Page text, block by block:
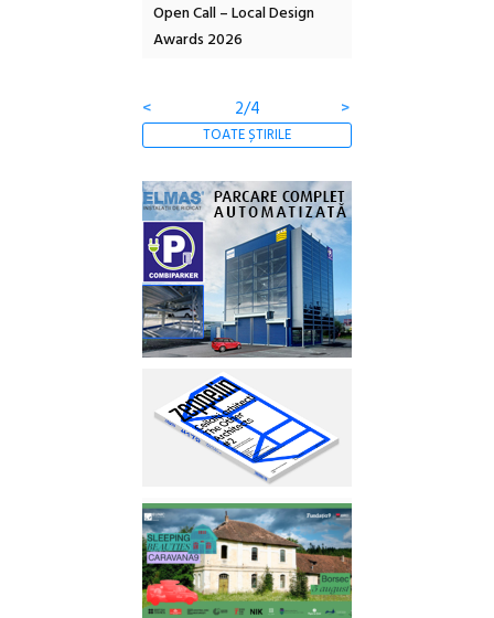
Open Call – Local Design
Awards 2026
<
2/4 >
TOATE ȘTIRILE